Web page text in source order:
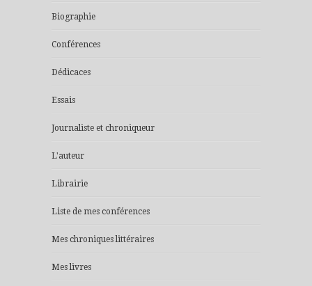
Biographie
Conférences
Dédicaces
Essais
Journaliste et chroniqueur
L'auteur
Librairie
Liste de mes conférences
Mes chroniques littéraires
Mes livres